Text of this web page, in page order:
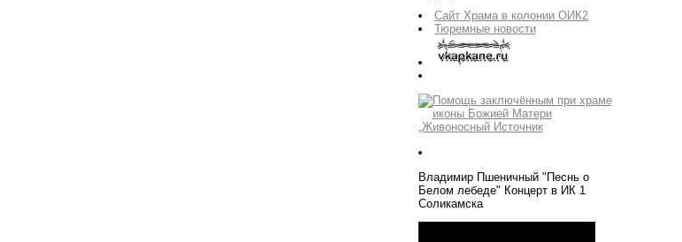
Сайт Храма в колонии ОИК2
Тюремные новости
Владимир Пшеничный "Песнь о
Белом лебеде" Концерт в ИК 1
Соликамска